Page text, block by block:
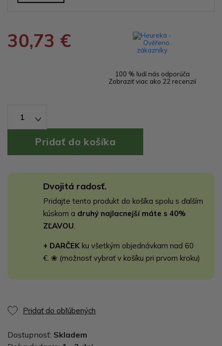
30,73 €
100 % ľudí nás odporúča
Zobraziť viac ako 22 recenzií
1
Dvojitá radosť.
Pridajte tento produkt do košíka spolu s ďalším
kúskom a druhý najlacnejší máte s 40%
ZĽAVOU
+ DARČEK ku všetkým objednávkam nad 60
€. ❀ (možnosť vybrať v košíku pri prvom kroku)
Pridať do obľúbených
Dostupnosť: Skladem